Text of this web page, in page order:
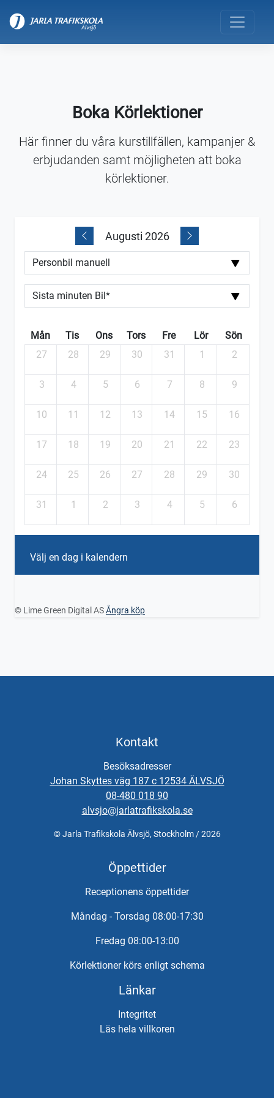
Boka Körlektioner
Här finner du våra kurstillfällen, kampanjer &
erbjudanden samt möjligheten att boka
körlektioner.
Augusti 2026
Mån Tis Ons Tors Fre Lör
Sön
27
28 29 30 31 1 2
3 4 5 6 7 8 9
10 11 12 13 14 15 16
17 18 19 20 21 22 23
24 25 26 27 28 29 30
31 1 2 3 4 5 6
Välj en dag i kalendern
© Lime Green Digital ASÅngra köp
Kontakt
Besöksadresser
Johan Skyttes väg 187 c 12534 ÄLVSJÖ
08-480 018 90
alvsjo@jarlatrafikskola.se
© Jarla Trafikskola Älvsjö, Stockholm / 2026
Öppettider
Receptionens öppettider
Måndag - Torsdag 08:00-17:30
Fredag 08:00-13:00
Körlektioner körs enligt schema
Länkar
Integritet
Läs hela villkoren